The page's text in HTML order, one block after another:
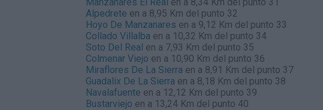
Alpedrete en a 8,95 Km del punto 32
Hoyo De Manzanares en a 9,12 Km del punto 33
Collado Villalba en a 10,32 Km del punto 34
Soto Del Real en a 7,93 Km del punto 35
Colmenar Viejo en a 10,90 Km del punto 36
Miraflores De La Sierra en a 8,91 Km del punto 37
Guadalix De La Sierra en a 8,18 Km del punto 38
Navalafuente en a 12,12 Km del punto 39
Bustarviejo en a 13,24 Km del punto 40